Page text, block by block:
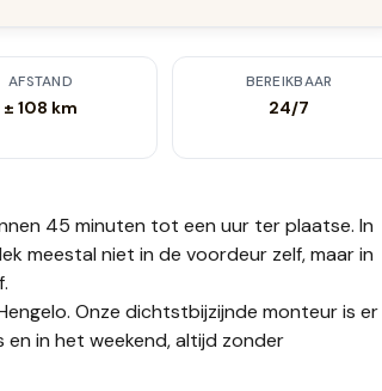
AFSTAND
± 108 km
BEREIKBAAR
24/7
45 minuten tot een uur ter plaatse. In
meestal niet in de voordeur zelf, maar in
Onze dichtstbijzijnde monteur is er
in het weekend, altijd zonder